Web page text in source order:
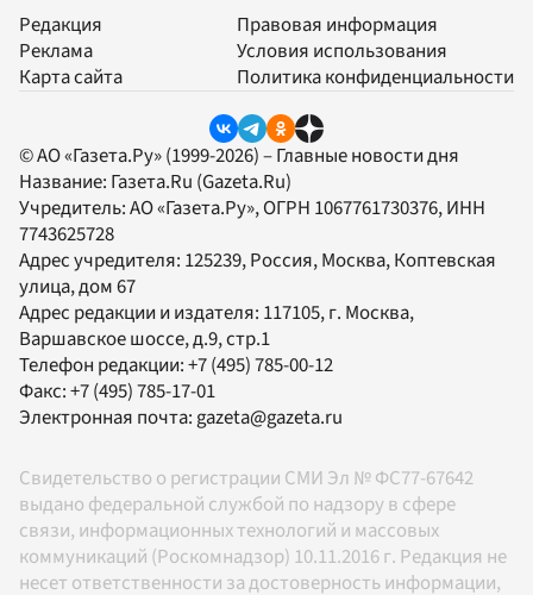
Редакция
Реклама
Карта сайта
Правовая информация
Условия использования
Политика конфиденциальности
© АО «Газета.Ру» (1999-2026) – Главные новости дня
Название: Газета.Ru (Gazeta.Ru)
Учредитель:АО «Газета.Ру», ОГРН 1067761730376, ИНН
7743625728
Адрес учредителя: 125239, Россия, Москва, Коптевская
улица, дом 67
Адрес редакции и издателя: 117105, г. Москва,
Варшавское шоссе, д.9, стр.1
Телефон редакции:+7 (495) 785-00-12
Факс:+7 (495) 785-17-01
Электронная почта:gazeta@gazeta.ru
Свидетельство о регистрации СМИ Эл № ФС77-67642
выдано федеральной службой по надзору в сфере
связи, информационных технологий и массовых
коммуникаций (Роскомнадзор) 10.11.2016 г. Редакция не
несет ответственности за достоверность информации,